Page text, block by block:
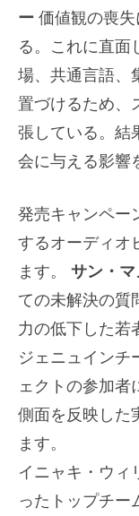
ー 価値観の喪
る。これに直面
場、共通言語、
置づけるため、
張している。結
会に与える影響
発売キャンペー
するオーディオ
ます。 サン・
ての未解決の質
力の低下した若
ジェニュインチ
ェクトの参加
側面を反映した
ます。
イニャキ・ウィ
ったトップチー